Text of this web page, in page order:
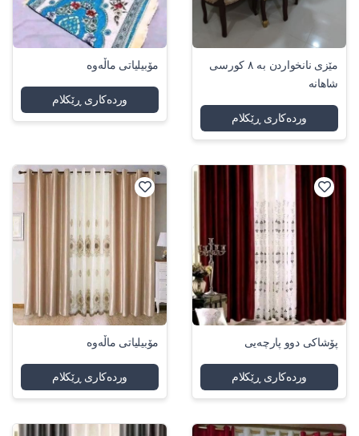
مێزی نانخواردن بە ٨ کورسی
شاهانە
وردەکاری ڕێکلام
مۆبیلیاتی ماڵەوە
وردەکاری ڕێکلام
پۆشاکی دوو پارچەیی
وردەکاری ڕێکلام
مۆبیلیاتی ماڵەوە
وردەکاری ڕێکلام